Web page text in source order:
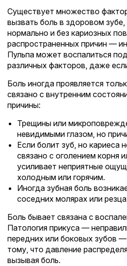
Существует множество
вызвать боль в здоровом
нормально и без кариозных
распространенных причин —
Пульпа может воспалиться
различных факторов, даже
Боль иногда проявляется
связано с внутренним
причины:
Трещины или
невидимыми глазом, но
Если болит зуб, но кариеса
связано с оголением корня
усиливает неприятные
холодным или горячим.
Иногда зубная боль
соседних молярах или
Боль бывает связана с
Патология прикуса —
передних или боковых зубов
тому, что давление
вызывая боль.